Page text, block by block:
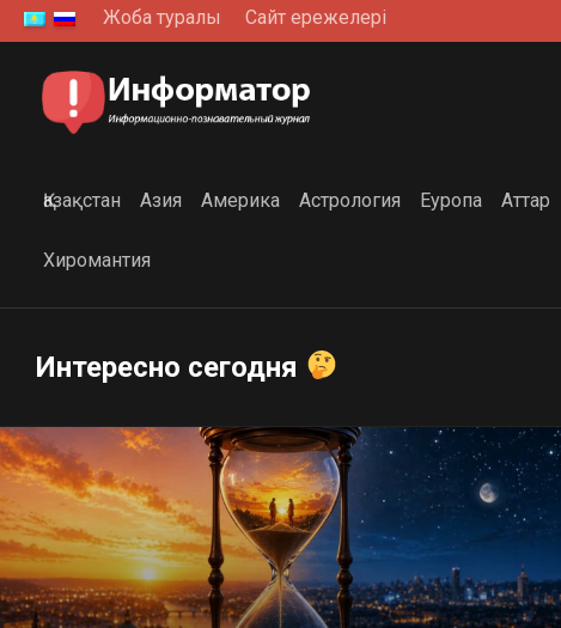
Skip
to
content
Жоба туралы Сайт ережелері
Қазақстан Азия Америка Астрология Еуропа Аттар
Хиромантия
Интересно сегодня